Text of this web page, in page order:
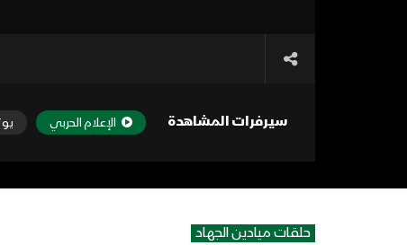
سيرفرات المشاهدة الإعلام الحربي
حلقات ميادين الجهاد